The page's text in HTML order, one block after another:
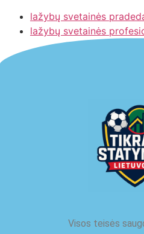
lažybų svetainės
lažybų svetainės
Visos teisės